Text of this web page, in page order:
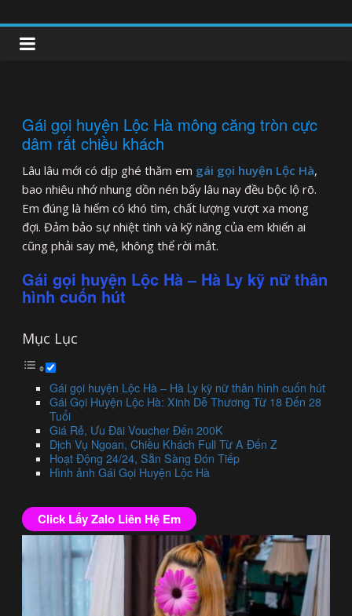
to
content
clipnonglive.com
Gái gọi huyện Lộc Hà mông căng tròn cực
dâm rất chiều khách
Lâu lâu mới có dịp ghé thăm em gái gọi huyện Lộc Hà,
bao nhiêu nhớ nhung dồn nén bấy lâu nay đều bộc lộ rõ.
Em đúng là hiếm có khó tìm, chất lượng vượt xa mong
đợi. Đảm bảo sự nhiệt tình và kỹ năng của em khiến ai
cũng phải say mê, không thể rời mắt.
Gái gọi huyện Lộc Hà – Hà Ly kỹ nữ thân
hình cuốn hút
Mục Lục
Gái gọi huyện Lộc Hà – Hà Ly kỹ nữ thân hình cuốn hút
Gái Gọi Huyện Lộc Hà: Xinh Dễ Thương Từ 18 Đến 28
Tuổi
Giá Rẻ, Ưu Đãi Voucher Đến 200K
Dịch Vụ Ngoan, Chiều Khách Full Từ A Đến Z
Hoạt Động 24/24, Sẵn Sàng Đón Tiếp
Hình ảnh Gái Gọi Huyện Lộc Hà
Click Lấy Zalo Liên Hệ Em